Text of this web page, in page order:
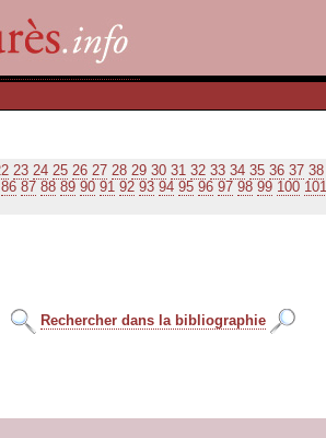
23 24 25 26 27 28 29 30 31 32 33 34 35 36 37 38
86 87 88 89 90 91 92 93 94 95 96 97 98 99 100 101
Rechercher dans la bibliographie